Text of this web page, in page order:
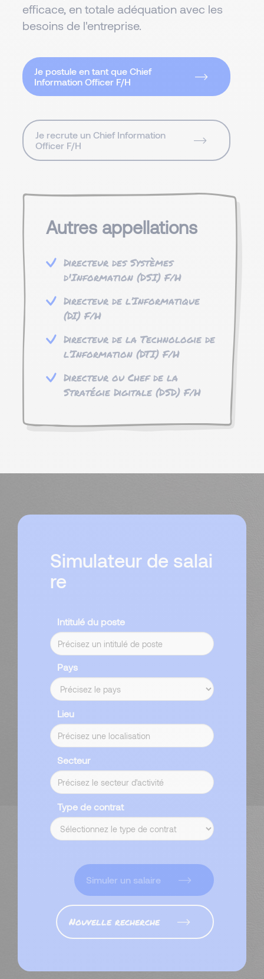
efficace, en totale adéquation avec les
besoins de l'entreprise.
Je postule en tant que Chief
Information Officer F/H
Je recrute un Chief Information
Officer F/H
Autres appellations
Directeur des Systèmes
d'Information (DSI) F/H
Directeur de l’Informatique
(DI) F/H
Directeur de la Technologie de
l’Information (DTI) F/H
Directeur ou Chef de la
Stratégie Digitale (DSD) F/H
Simulateur de salai
re
Intitulé du poste
Pays
Lieu
Secteur
Type de contrat
Simuler un salaire
Nouvelle recherche